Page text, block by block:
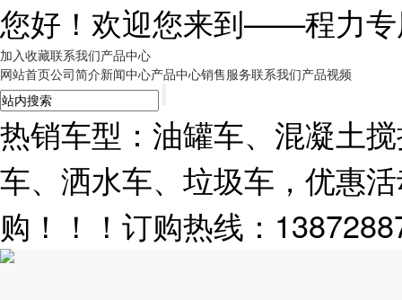
您好！欢迎您来到——程力
加入收藏联系我们产品中心
网站首页公司简介新闻中心产品中心销售服务联系我们产品视频
热销车型：油罐车、混凝土
车、洒水车、垃圾车，优惠
购！！！订购热线：